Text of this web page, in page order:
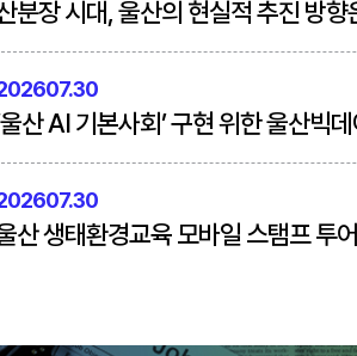
산 생태환경교육 모바일 스탬프 투